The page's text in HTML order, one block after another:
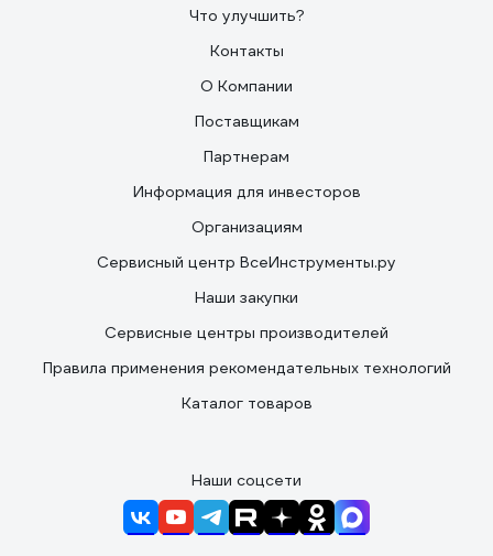
Что улучшить?
Контакты
О Компании
Поставщикам
Партнерам
Информация для инвесторов
Организациям
Сервисный центр ВсеИнструменты.ру
Наши закупки
Сервисные центры производителей
Правила применения рекомендательных технологий
Каталог товаров
Наши соцсети